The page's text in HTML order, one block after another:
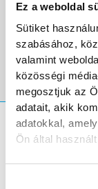
Ez a weboldal
Sütiket
szabásához,
valamint
közösségi
megosztjuk az
adatait, akik
adatokkal,
Ön által
el.
A